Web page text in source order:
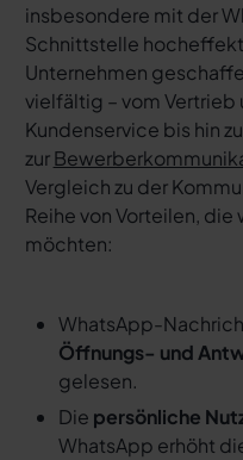
insbesondere mit der
Schnittstelle
Unternehmen
vielfältig – vom
Kundenservice bis hin
zur
Vergleich zu der
Reihe von Vorteilen, die
möchten:
WhatsApp-
Öffnungs- und
gelesen.
Die persönliche
WhatsApp erhöht